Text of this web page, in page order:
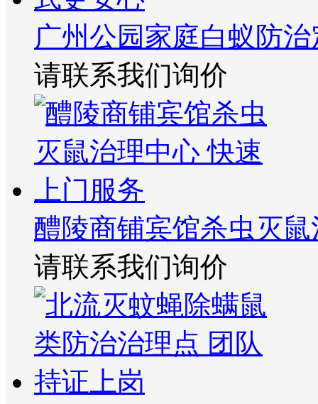
广州公园家庭白蚁防
请联系我们询价
醴陵商铺宾馆杀虫灭
请联系我们询价